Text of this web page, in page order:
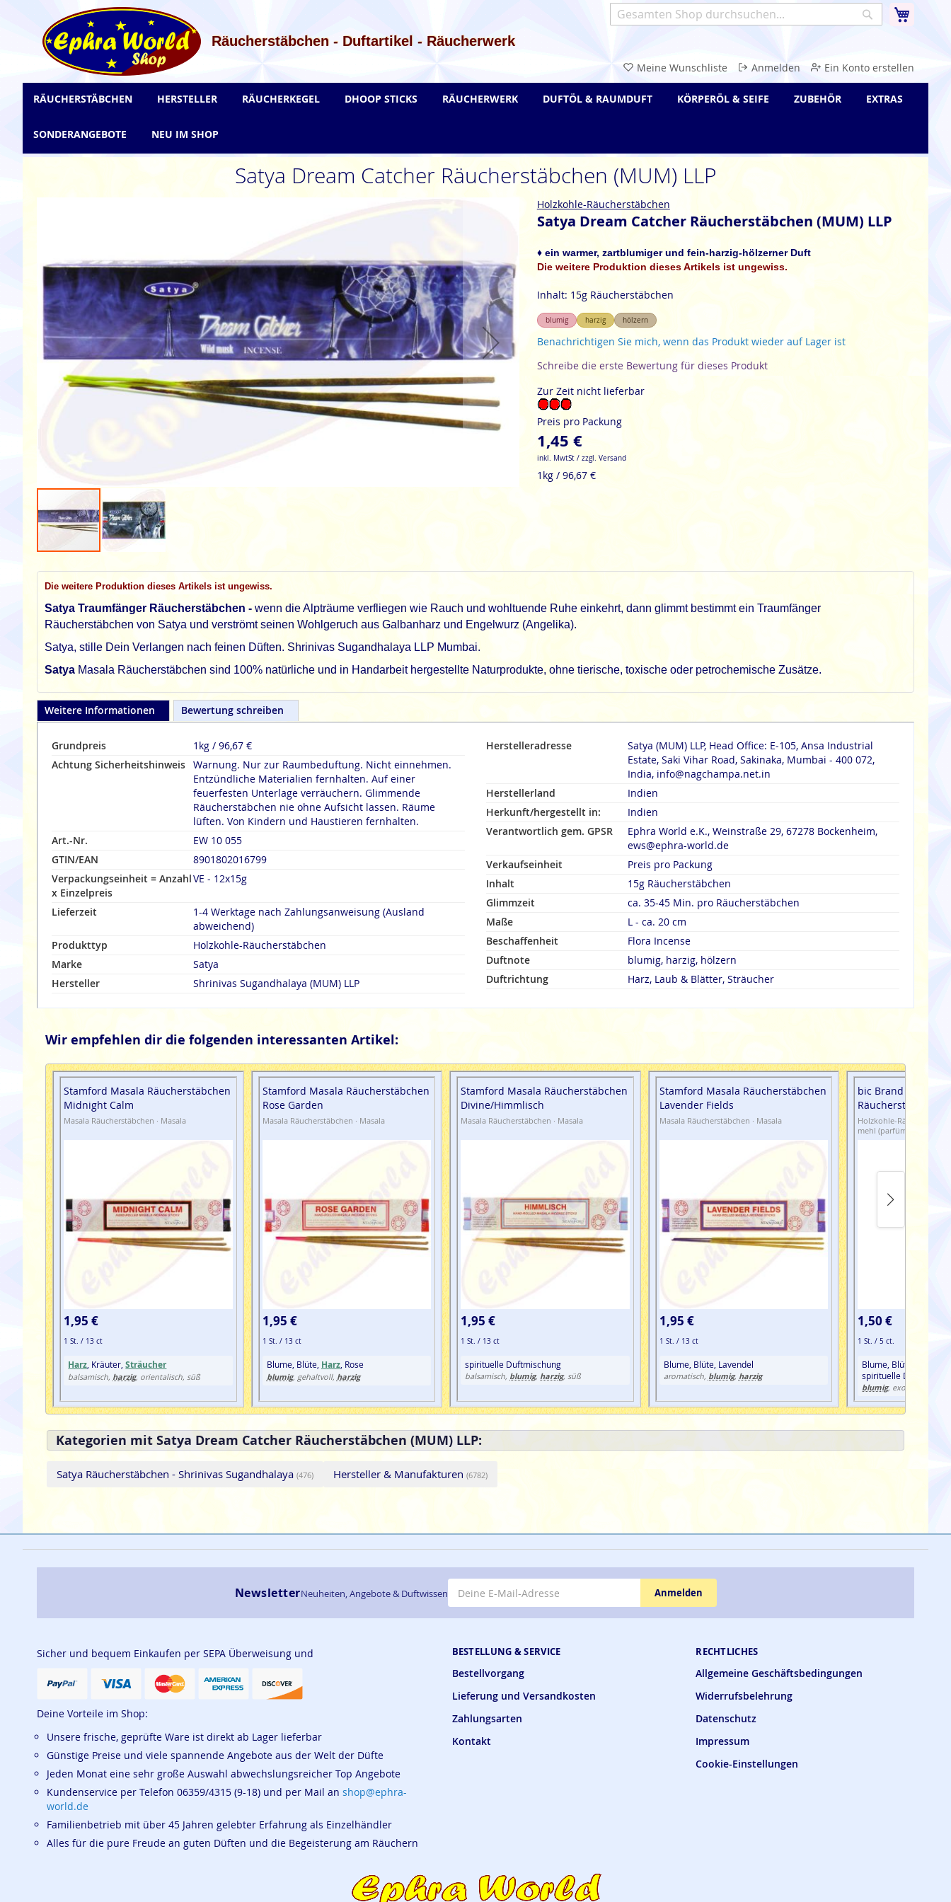
Suche
Räucherstäbchen - Duftartikel - Räucherwerk
Meine Wunschliste Anmelden Ein Konto erstellen
Inhalt
springen
Satya Dream Catcher Räucherstäbchen (MUM) LLP
springen
Anfang
der
Bildgalerie
springen
Holzkohle-Räucherstäbchen
Satya Dream Catcher Räucherstäbchen (MUM) LLP
♦ ein warmer, zartblumiger und fein-harzig-hölzerner Duft
Die weitere Produktion dieses Artikels ist ungewiss.
Inhalt: 15g Räucherstäbchen
blumig harzig hölzern
Benachrichtigen Sie mich, wenn das Produkt wieder auf Lager ist
Schreibe die erste Bewertung für dieses Produkt
Zur Zeit nicht lieferbar
Preis pro Packung
1,45 €
inkl. MwtSt / zzgl. Versand
1kg / 96,67 €
Die weitere Produktion dieses Artikels ist ungewiss.
Satya Traumfänger Räucherstäbchen - wenn die Alpträume verfliegen wie Rauch und wohltuende Ruhe einkehrt, dann glimmt bestimmt ein Traumfänger
Räucherstäbchen von Satya und verströmt seinen Wohlgeruch aus Galbanharz und Engelwurz (Angelika).
Satya, stille Dein Verlangen nach feinen Düften. Shrinivas Sugandhalaya LLP Mumbai.
Satya Masala Räucherstäbchen sind 100% natürliche und in Handarbeit hergestellte Naturprodukte, ohne tierische, toxische oder petrochemische Zusätze.
Weitere Informationen
Grundpreis
1kg / 96,67 €
Achtung Sicherheitshinweis Warnung. Nur zur Raumbeduftung. Nicht einnehmen.
Entzündliche Materialien fernhalten. Auf einer
feuerfesten Unterlage verräuchern. Glimmende
Räucherstäbchen nie ohne Aufsicht lassen. Räume
lüften. Von Kindern und Haustieren fernhalten.
Art.-Nr.
EW 10 055
GTIN/EAN
8901802016799
Verpackungseinheit = Anzahl
x Einzelpreis
VE - 12x15g
Lieferzeit
1-4 Werktage nach Zahlungsanweisung (Ausland
abweichend)
Produkttyp
Holzkohle-Räucherstäbchen
Marke
Satya
Hersteller
Shrinivas Sugandhalaya (MUM) LLP
Herstelleradresse
Satya (MUM) LLP, Head Office: E-105, Ansa Industrial
Estate, Saki Vihar Road, Sakinaka, Mumbai - 400 072,
India, info@nagchampa.net.in
Herstellerland
Indien
Herkunft/hergestellt in:
Indien
Verantwortlich gem. GPSR
Ephra World e.K., Weinstraße 29, 67278 Bockenheim,
ews@ephra-world.de
Verkaufseinheit
Preis pro Packung
Inhalt
15g Räucherstäbchen
Glimmzeit
ca. 35-45 Min. pro Räucherstäbchen
Maße
L - ca. 20 cm
Beschaffenheit
Flora Incense
Duftnote
blumig, harzig, hölzern
Duftrichtung
Harz, Laub & Blätter, Sträucher
Bewertung schreiben
Wir empfehlen dir die folgenden interessanten Artikel:
Stamford Masala Räucherstäbchen
Midnight Calm
Masala Räucherstäbchen · Masala
1,95 €
1 St. / 13 ct
Harz , Kräuter,Sträucher
balsamisch, harzig, orientalisch, süß
Stamford Masala Räucherstäbchen
Rose Garden
Masala Räucherstäbchen · Masala
1,95 €
1 St. / 13 ct
Blume, Blüte, Harz, Rose
blumig, gehaltvoll, harzig
Stamford Masala Räucherstäbchen
Divine/Himmlisch
Masala Räucherstäbchen · Masala
1,95 €
1 St. / 13 ct
spirituelle Duftmischung
balsamisch, blumig, harzig, süß
Stamford Masala Räucherstäbchen
Lavender Fields
Masala Räucherstäbchen · Masala
1,95 €
1 St. / 13 ct
Blume, Blüte, Lavendel
aromatisch, blumig, harzig
bic Brand Little
Räucherstäbchen
Holzkohle-
mehl (parfümiert)
1,50 €
1 St. / 5 ct.
Blume, Blüte, Frucht,
spirituelle
blumig, exotisch,
Kategorien mit Satya Dream Catcher Räucherstäbchen (MUM) LLP:
Satya Räucherstäbchen - Shrinivas Sugandhalaya (476) Hersteller & Manufakturen (6782)
RÄUCHERSTÄBCHEN HERSTELLER RÄUCHERKEGEL DHOOP STICKS RÄUCHERWERK DUFTÖL & RAUMDUFT KÖRPERÖL & SEIFE ZUBEHÖR EXTRAS
SONDERANGEBOTE NEU IM SHOP
BESTELLUNG & SERVICE
Bestellvorgang
Lieferung und Versandkosten
Zahlungsarten
Kontakt
RECHTLICHES
Allgemeine Geschäftsbedingungen
Widerrufsbelehrung
Datenschutz
Impressum
Cookie-Einstellungen
NewsletterNeuheiten, Angebote & Duftwissen Anmelden
Sicher und bequem Einkaufen per SEPA Überweisung und
Deine Vorteile im Shop:
Unsere frische, geprüfte Ware ist direkt ab Lager lieferbar
Günstige Preise und viele spannende Angebote aus der Welt der Düfte
Jeden Monat eine sehr große Auswahl abwechslungsreicher Top Angebote
Kundenservice per Telefon 06359/4315 (9-18) und per Mail an shop@ephra-
world.de
Familienbetrieb mit über 45 Jahren gelebter Erfahrung als Einzelhändler
Alles für die pure Freude an guten Düften und die Begeisterung am Räuchern